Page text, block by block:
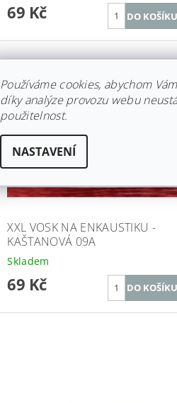
69 Kč
XXL VOSK NA ENKAUSTIKU -
KAŠTANOVÁ 09A
Skladem
69 Kč
Používáme cookies, abychom
díky analýze provozu webu
použitelnost.
NASTAVENÍ